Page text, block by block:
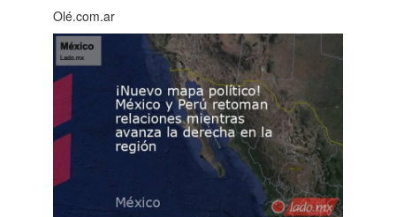
Olé.com.ar